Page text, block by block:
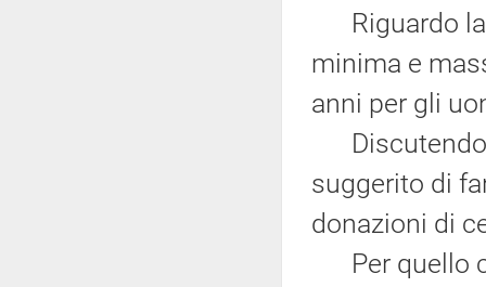
Riguardo la
minima e
anni per gli
suggerito di
donazioni di
Per quello